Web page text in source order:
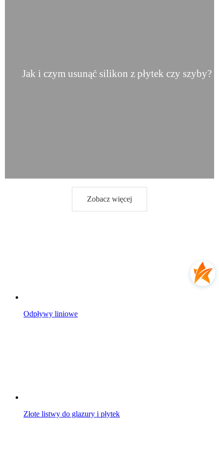
Jak i czym usunąć silikon z płytek czy szyby?
Zobacz więcej
Odpływy liniowe
Złote listwy do glazury i płytek